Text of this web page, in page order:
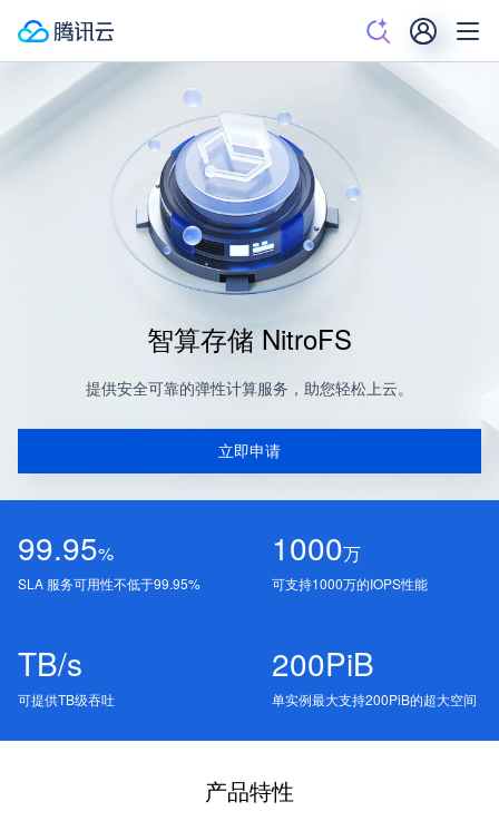
智算存储 NitroFS
提供安全可靠的弹性计算服务，助您轻松上云。
立即申请
99.95%
SLA 服务可用性不低于99.95%
1000万
可支持1000万的IOPS性能
TB/s
可提供TB级吞吐
200PiB
单实例最大支持200PiB的超大空间
产品特性